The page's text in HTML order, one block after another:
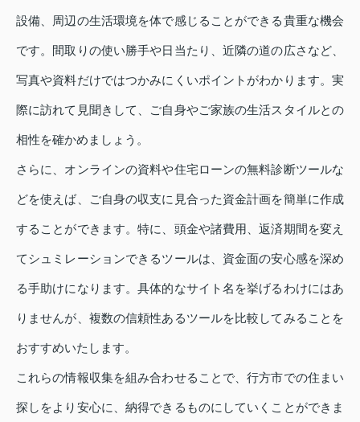
設備、周辺の生活環境を体で感じることができる貴重な機会
です。間取りの使い勝手や日当たり、近隣の道の広さなど、
写真や資料だけではつかみにくいポイントがわかります。実
際に訪れて見聞きして、ご自身やご家族の生活スタイルとの
相性を確かめましょう。
さらに、オンラインの資料や住宅ローンの無料診断ツールな
どを使えば、ご自身の収支に見合った資金計画を簡単に作成
することができます。特に、頭金や諸費用、返済期間を変え
てシュミレーションできるツールは、資金面の安心感を深め
る手助けになります。具体的なサイト名を挙げるわけにはあ
りませんが、複数の信頼性あるツールを比較してみることを
おすすめいたします。
これらの情報収集を組み合わせることで、行方市での住まい
探しをより安心に、納得できるものにしていくことができま